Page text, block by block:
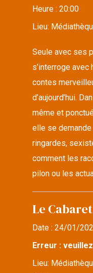
Heure :20:00
Lieu:
Seule avec ses
s’interroge avec
contes
d’aujourd’hui.
même et
elle se
ringardes,
comment les
pilon ou les
Le
Date :24/01/
Erreur :
Lieu: